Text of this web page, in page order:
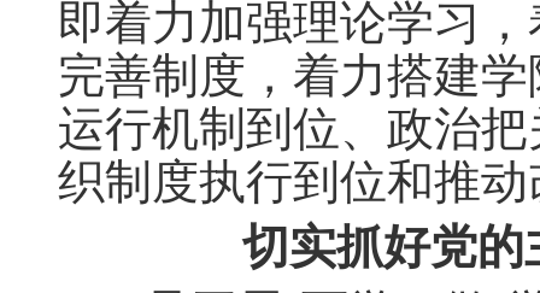
即着力加强理论学习
完善制度，着力搭建
运行机制到位、政治
织制度执行到位和推
切实抓好党